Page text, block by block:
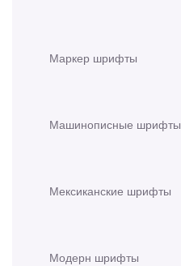
Маркер шрифты
Машинописные шрифты
Мексиканские шрифты
Модерн шрифты